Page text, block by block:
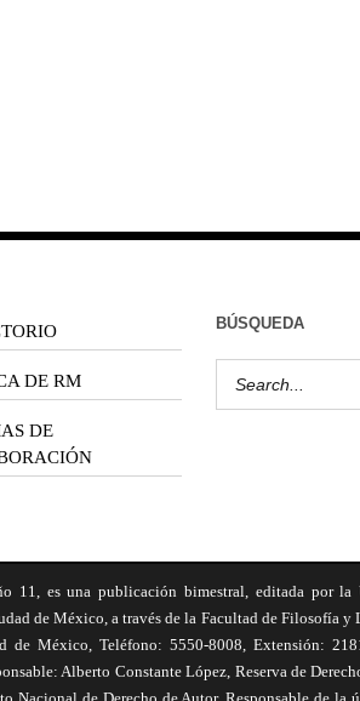
DE RM
DE
BÚSQUEDA
11, es una publicación bimestral, editada por
de México, a través de la Facultad de Filosofía
México, Teléfono: 5550-8008, Extensión:
Alberto Constante López, Reserva de